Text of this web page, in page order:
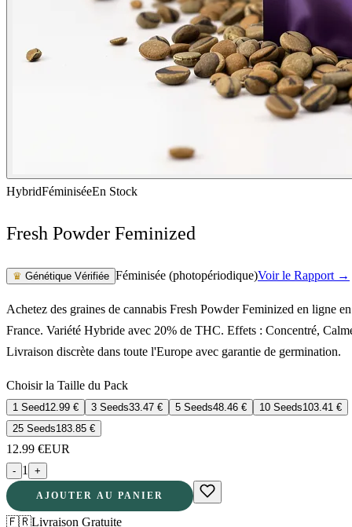
HybridFéminiséeEn Stock
Fresh Powder Feminized
♛ Génétique Vérifiée Féminisée (photopériodique)Voir le Rapport →
Achetez des graines de cannabis Fresh Powder Feminized en ligne en
France. Variété Hybride avec 20% de THC. Effets : Concentré,
Livraison discrète dans toute l'Europe avec garantie de germination.
Choisir la Taille du Pack
1 Seed12.99 € 3 Seeds33.47 € 5 Seeds48.46 € 10 Seeds103.41 €
25 Seeds183.85 €
12.99 €EUR
- 1 +
AJOUTER AU PANIER
🇫🇷Livraison Gratuite